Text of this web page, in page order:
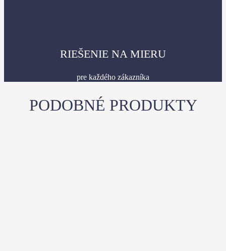
RIEŠENIE NA MIERU
pre každého zákazníka
PODOBNÉ PRODUKTY